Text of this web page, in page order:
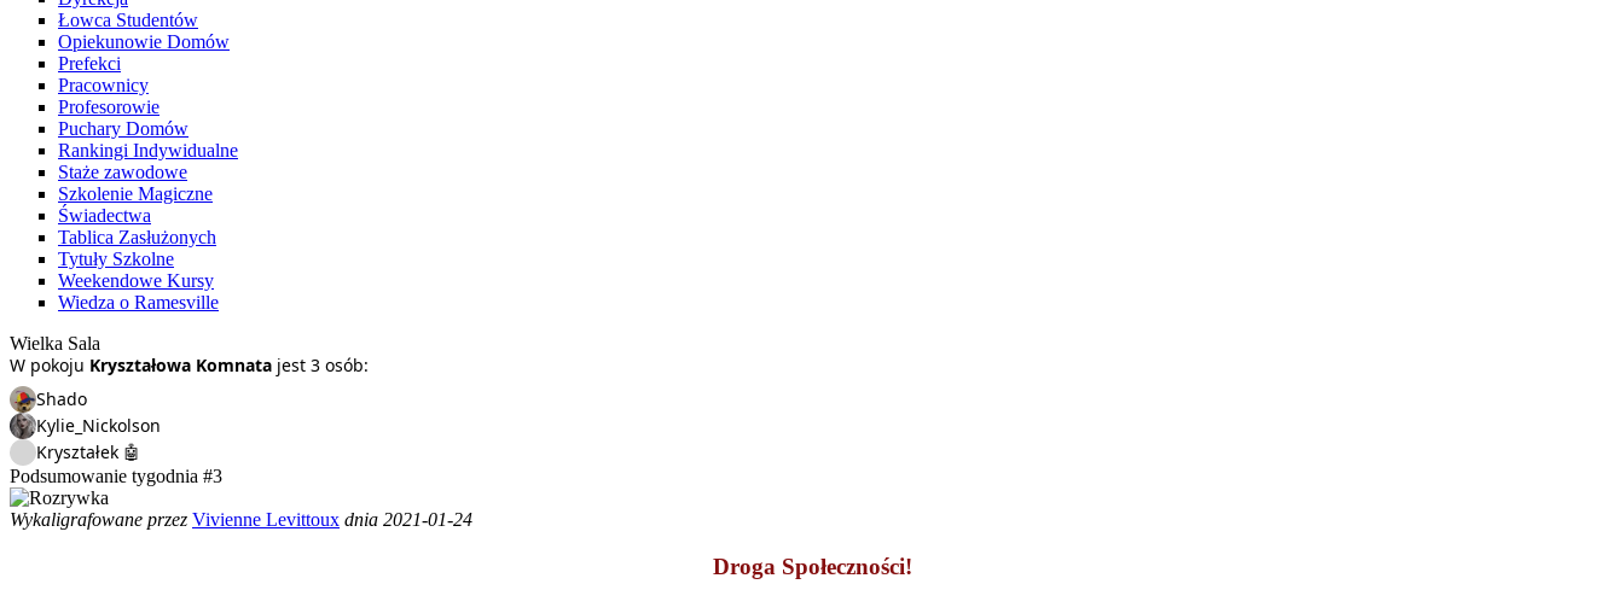
Łowca Studentów
Opiekunowie Domów
Prefekci
Pracownicy
Profesorowie
Puchary Domów
Rankingi Indywidualne
Staże zawodowe
Szkolenie Magiczne
Świadectwa
Tablica Zasłużonych
Tytuły Szkolne
Weekendowe Kursy
Wiedza o Ramesville
Wielka Sala
W pokoju Kryształowa Komnata jest 3 osób:
Shado
Kylie_Nickolson
Kryształek 🤖
Podsumowanie tygodnia #3
Wykaligrafowane przez Vivienne Levittoux dnia 2021-01-24
Droga Społeczności!